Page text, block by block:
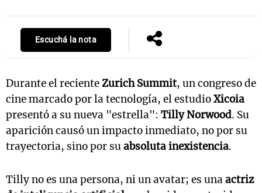
Escuchá la nota
Durante el recienteZurich Summit, un congreso de
cine marcado por la tecnología, el estudioXicoia
presentó a su nueva "estrella": Tilly Norwood. Su
aparición causó un impacto inmediato, no por su
trayectoria, sino por suabsoluta inexistencia.
Tilly no es una persona, ni un avatar; es unaactriz